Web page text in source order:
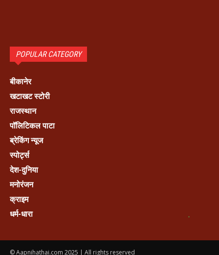
POPULAR CATEGORY
बीकानेर
खटाखट स्टोरी
राजस्थान
पॉलिटिकल पाटा
ब्रेकिंग न्यूज
स्पोर्ट्स
देश-दुनिया
मनोरंजन
क्राइम
धर्म-धारा
© Aapnihathai.com 2025 | All rights reserved